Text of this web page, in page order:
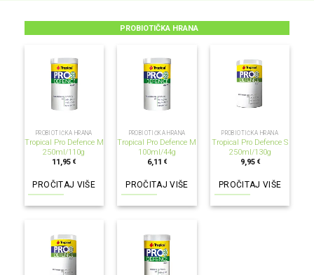
PROBIOTIČKA HRANA
NEMA NA ZALIHI
PROBIOTIČKA HRANA
Tropical Pro Defence M
250ml/110g
11,95€
PROČITAJ VIŠE
NEMA NA ZALIHI
PROBIOTIČKA HRANA
Tropical Pro Defence M
100ml/44g
6,11 €
PROČITAJ VIŠE
NEMA NA ZALIHI
PROBIOTIČKA HRANA
Tropical Pro Defence S
250ml/130g
9,95 €
PROČITAJ VIŠE
NEMA NA ZALIHI